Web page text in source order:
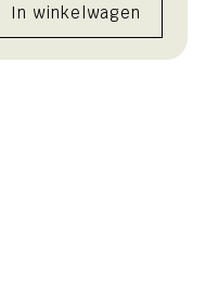
In winkelwagen